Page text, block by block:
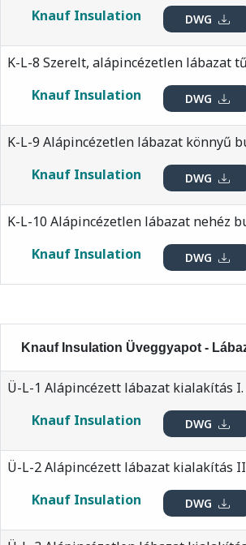
Knauf Insulation
DWG
K-L-8 Szerelt, alápincézetlen lábazat
Knauf Insulation
DWG
K-L-9 Alápincézetlen lábazat könnyű
Knauf Insulation
DWG
K-L-10 Alápincézetlen lábazat nehéz
Knauf Insulation
DWG
Knauf Insulation Üveggyapot -
Ü-L-1 Alápincézett lábazat kialakítás I.
Knauf Insulation
DWG
Ü-L-2 Alápincézett lábazat kialakítás
Knauf Insulation
DWG